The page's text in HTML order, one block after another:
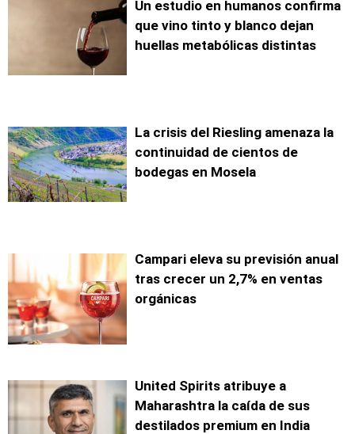
Un estudio en humanos confirma
que vino tinto y blanco dejan
huellas metabólicas distintas
La crisis del Riesling amenaza la
continuidad de cientos de
bodegas en Mosela
Campari eleva su previsión anual
tras crecer un 2,7% en ventas
orgánicas
United Spirits atribuye a
Maharashtra la caída de sus
destilados premium en India